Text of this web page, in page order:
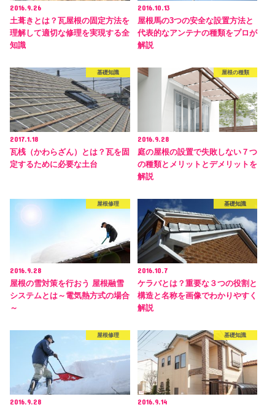
2016.9.26
土葺きとは？瓦屋根の固定方法を
理解して適切な修理を実現する全
知識
2016.10.13
屋根馬の3つの安全な設置方法と
代表的なアンテナの種類をプロが
解説
基礎知識
2017.1.18
瓦桟（かわらざん）とは？瓦を固
定するために必要な土台
屋根の種類
2016.9.28
庭の屋根の設置で失敗しない７つ
の種類とメリットとデメリットを
解説
屋根修理
2016.9.28
屋根の雪対策を行おう 屋根融雪
システムとは～電気熱方式の場合
～
基礎知識
2016.10.7
ケラバとは？重要な３つの役割と
構造と名称を画像でわかりやすく
解説
屋根修理
2016.9.28
基礎知識
2016.9.14